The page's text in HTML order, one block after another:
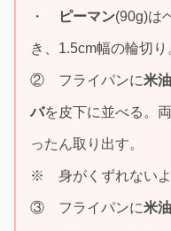
・ ピーマン(90g)は
き、1.5cm幅の輪切り
② フライパンに米油
バを皮下に並べる。
ったん取り出す。
※ 身がくずれないよ
③ フライパンに米油